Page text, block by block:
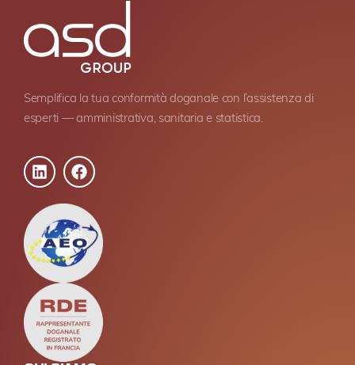
Semplifica la tua conformità doganale con l’assistenza di
esperti — amministrativa, sanitaria e statistica.